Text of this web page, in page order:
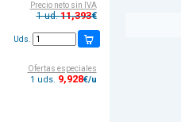
Precio neto sin IVA
1 ud.11,393€
Uds.
Ofertas especiales
1 uds. 9,928€/u